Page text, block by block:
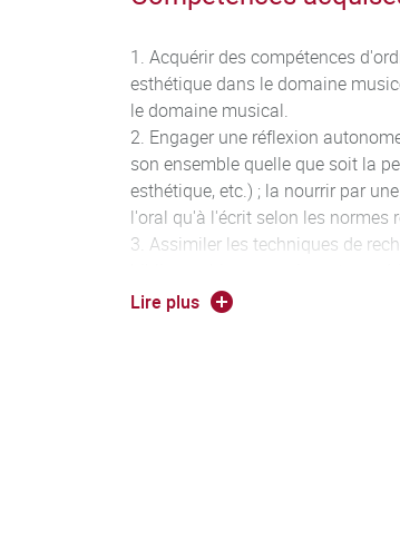
Acquérir des compétences
esthétique dans le domaine
le domaine musical.
Engager une réflexion
son ensemble quelle que soit la
esthétique, etc.) ; la nourrir par
l'oral qu'à l'écrit selon les normes
Assimiler les techniques de
S'inscrire dans un projet
Lire plus